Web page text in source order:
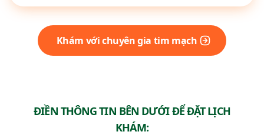
Khám với chuyên gia tim mạch
ĐIỀN THÔNG TIN BÊN DƯỚI ĐỂ ĐẶT LỊCH
KHÁM: